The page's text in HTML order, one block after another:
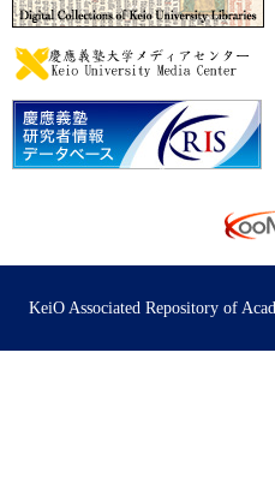
KeiO Associated Repository of